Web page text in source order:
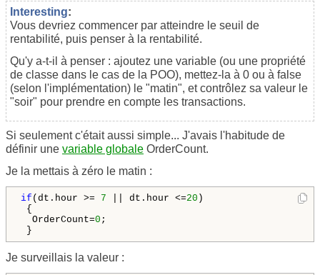
Interesting:
Vous devriez commencer par atteindre le seuil de
rentabilité, puis penser à la rentabilité.
Qu'y a-t-il à penser : ajoutez une variable (ou une propriété
de classe dans le cas de la POO), mettez-la à 0 ou à false
(selon l'implémentation) le "matin", et contrôlez sa valeur le
"soir" pour prendre en compte les transactions.
Si seulement c'était aussi simple... J'avais l'habitude de
définir une variable globale OrderCount.
Je la mettais à zéro le matin :
if (dt.hour >= 7 || dt.hour <=20 )
{
OrderCount=0 ;
}
Je surveillais la valeur :